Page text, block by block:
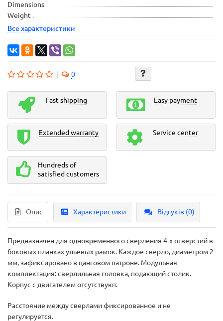
Dimensions
Weight
Все характеристики
0
Fast shipping Easy payment
Extended warranty Service center
Hundreds of
satisfied customers
Опис Характеристики Відгуків (0)
Предназначен для одновременного сверления 4-х отверстий в
боковых планках ульевых рамок. Каждое сверло, диаметром 2
мм, зафиксировано в цанговом патроне. Модульная
комплектация: сверлильная головка, подающий столик.
Корпус с двигателем отсутствуют.
Расстояние между сверлами фиксированное и не
регулируется.